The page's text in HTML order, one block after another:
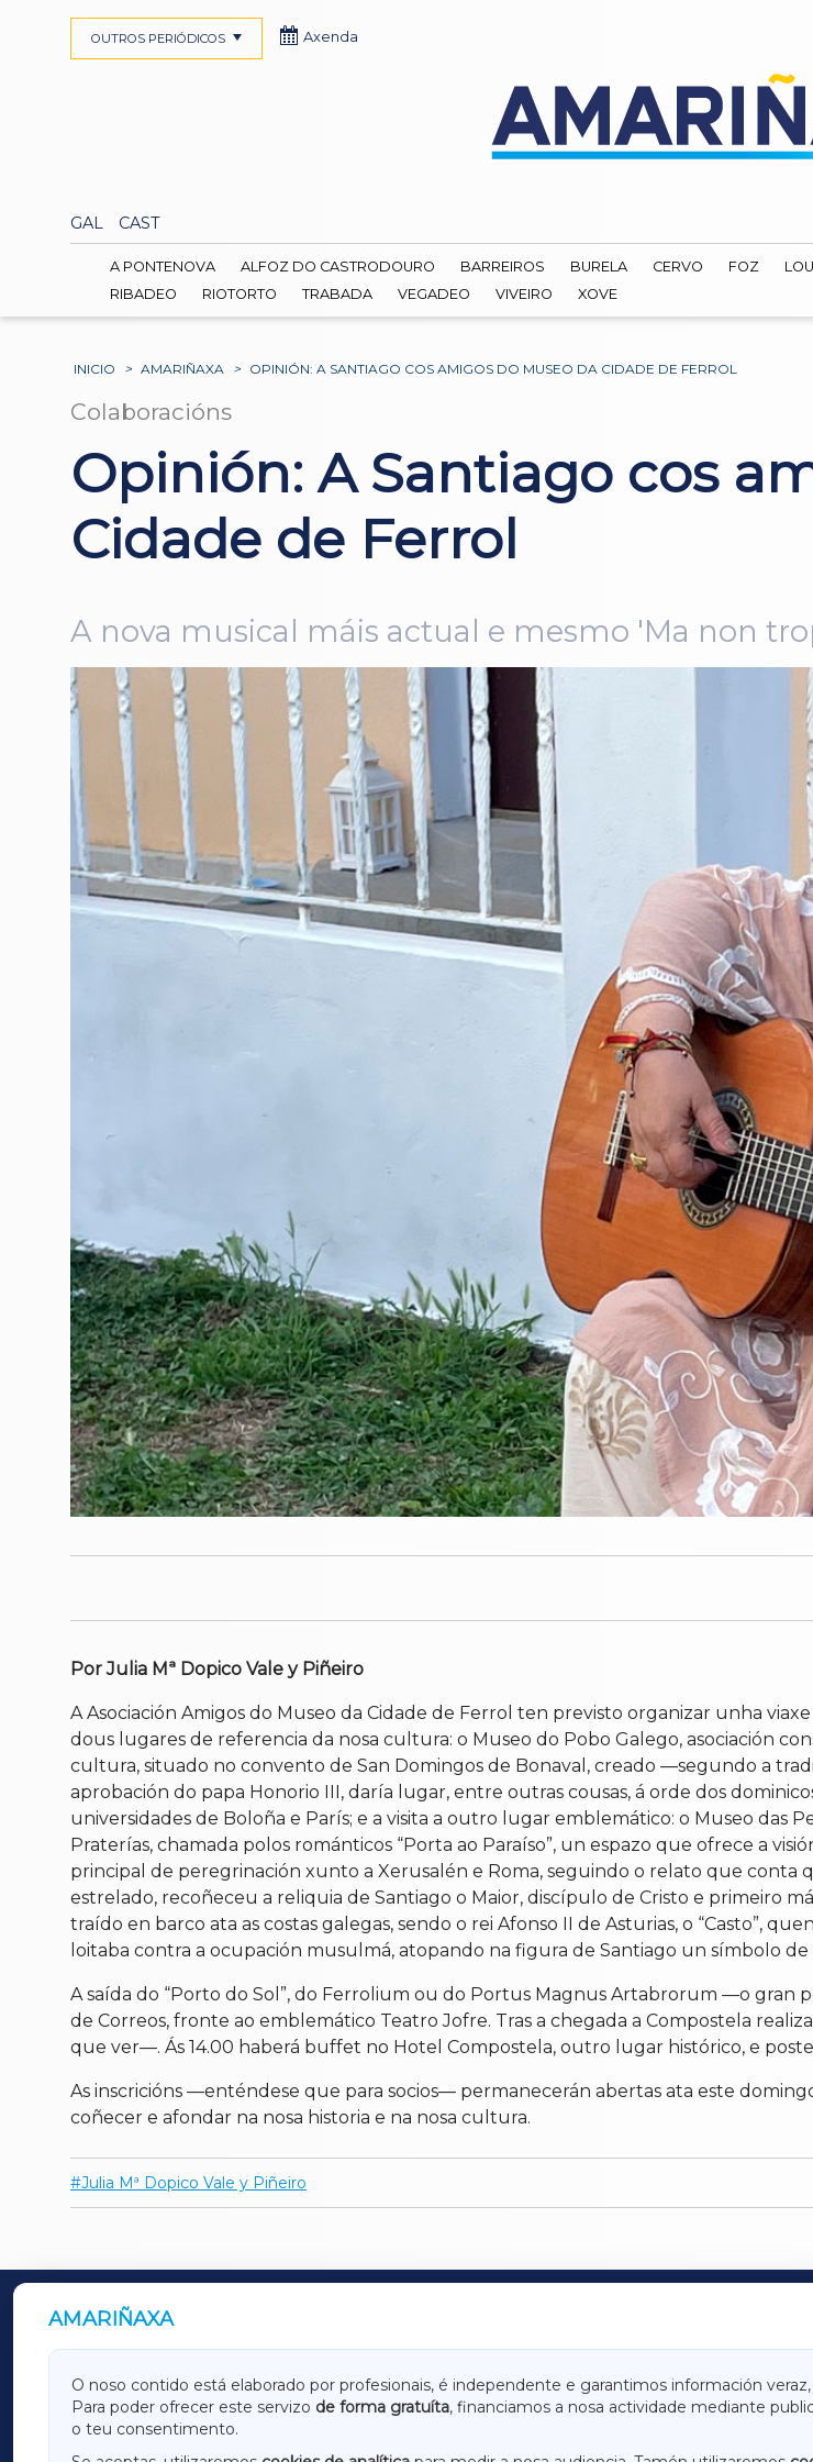
GAL CAST
OUTROS PERIÓDICOS Axenda
A PONTENOVA ALFOZ DO CASTRODOURO BARREIROS BURELA CERVO FOZ
RIBADEO
RIOTORTO TRABADA VEGADEO VIVEIRO XOVE
INICIO > AMARIÑAXA > OPINIÓN: A SANTIAGO COS AMIGOS DO MUSEO DA CIDADE DE FERROL
Colaboracións
Opinión: A Santiago cos
Cidade de Ferrol
A nova musical máis actual e mesmo 'Ma non
Por Julia Mª Dopico Vale y Piñeiro
A Asociación Amigos do Museo da Cidade de Ferrol ten previsto organizar unha
dous lugares de referencia da nosa cultura: o Museo do Pobo Galego, asociación
cultura, situado no convento de San Domingos de Bonaval, creado —segundo a
aprobación do papa Honorio III, daría lugar, entre outras cousas, á orde dos
universidades de Boloña e París; e a visita a outro lugar emblemático: o Museo das
Praterías, chamada polos románticos “Porta ao Paraíso”, un espazo que ofrece a
principal de peregrinación xunto a Xerusalén e Roma, seguindo o relato que
estrelado, recoñeceu a reliquia de Santiago o Maior, discípulo de Cristo e primeiro
traído en barco ata as costas galegas, sendo o rei Afonso II de Asturias, o “Casto”,
loitaba contra a ocupación musulmá, atopando na figura de Santiago un símbolo
A saída do “Porto do Sol”, do Ferrolium ou do Portus Magnus Artabrorum —o gran
de Correos, fronte ao emblemático Teatro Jofre. Tras a chegada a Compostela
que ver—. Ás 14.00 haberá buffet no Hotel Compostela, outro lugar histórico, e
As inscricións —enténdese que para socios— permanecerán abertas ata este
coñecer e afondar na nosa historia e na nosa cultura.
Julia Mª Dopico Vale y Piñeiro
AMARIÑAXA
O noso contido está elaborado por profesionais, é independente e garantimos información
Para poder ofrecer este servizo de forma gratuíta, financiamos a nosa actividade mediante
o teu consentimento.
OUTROS PERIÓDICOS
GALICIAXA LUGOXA
AMARIÑAXA
RIBEIRASACRAXA
OURENSEXA